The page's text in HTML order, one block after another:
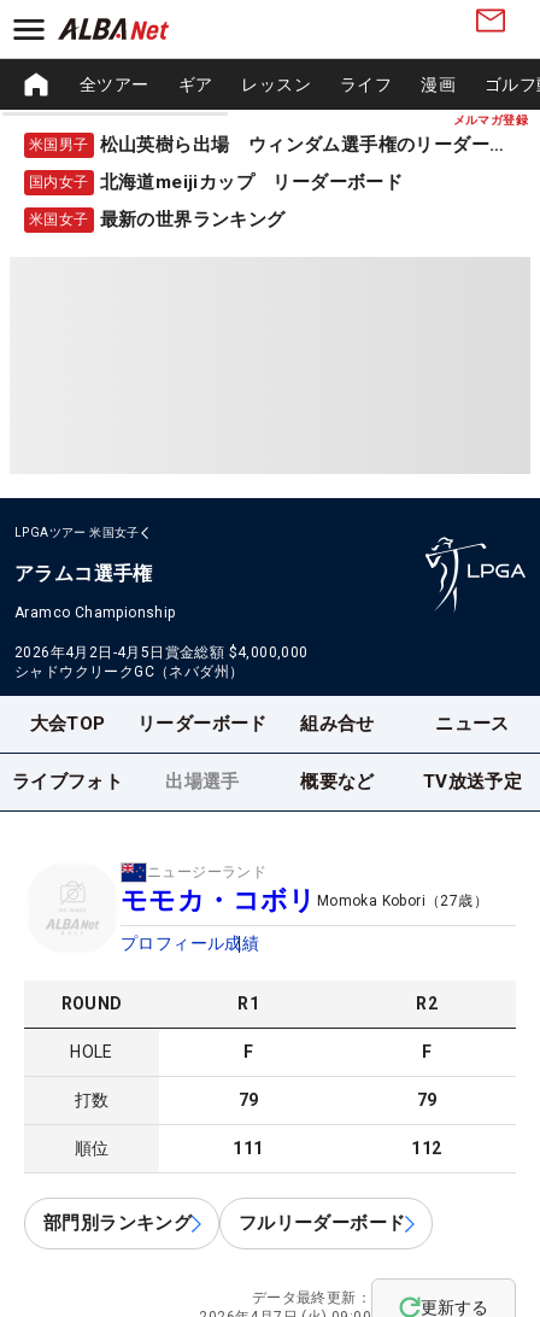
メルマガ登録
全ツアー ギア レッスン ライフ 漫画 ゴル
米国男子 松山英樹ら出場 ウィンダム選手権のリーダーボード
国内女子 北海道meijiカップ リーダーボード
米国女子 最新の世界ランキング
LPGAツアー 米国女子
アラムコ選手権
Aramco Championship
2026年4月2日-4月5日 賞金総額 $4,000,000
シャドウクリークGC（ネバダ州）
大会TOP リーダーボード 組み合せ ニュース
ライブフォト 出場選手 概要など TV放送予定
ニュージーランド
モモカ・コボリ Momoka Kobori （ 27歳）
プロフィール成績
ROUND R1 R2
HOLE F F
打数 79 79
順位 111 112
部門別ランキング フルリーダーボード
データ最終更新：
更新する